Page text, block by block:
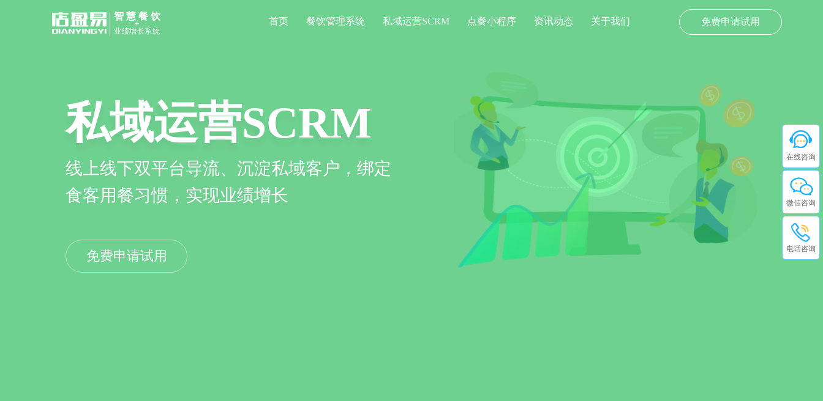
免费申请试用
智慧餐饮
+
业绩增长系统
首页 餐饮管理系统 私域运营SCRM 点餐小程序 资讯动态 关于我们
餐饮管理系统
扫码点餐、收银、会员管理信息化运作，提
高协同效率及顾客用餐体验
免费申请试用
点餐小程序
品牌专属商城，顾客在线点餐、消费，一定程度
上摆脱第三方平台依赖
免费申请试用
在线咨询
微信咨询
电话咨询